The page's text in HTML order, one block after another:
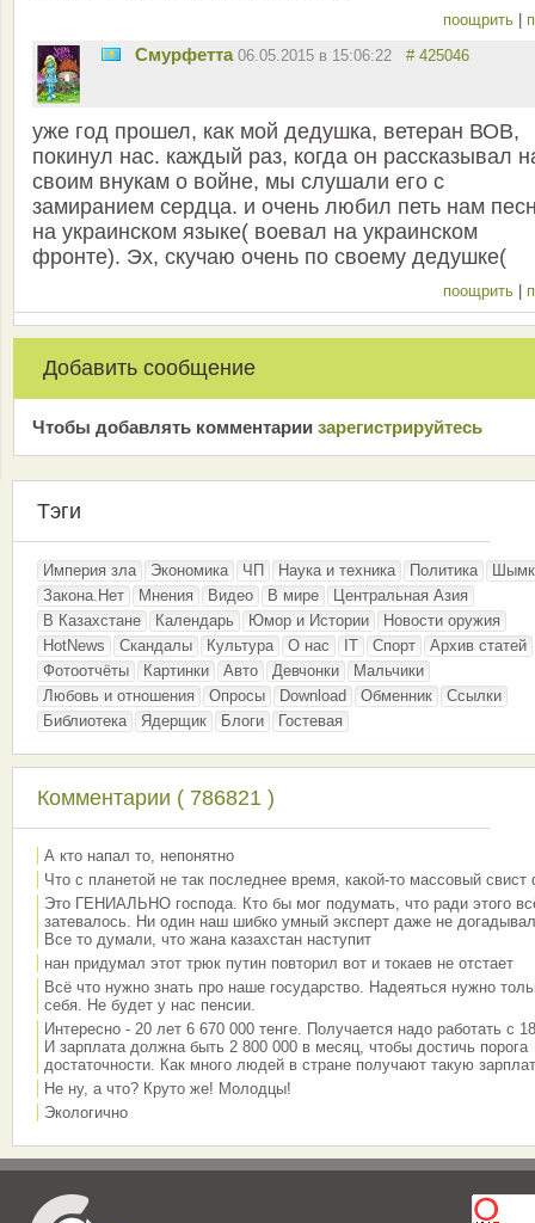
поощрить
Смурфетта 06.05.2015 в 15:06:22 # 425046
уже год прошел, как мой дедушка, ветеран ВОВ,
покинул нас. каждый раз, когда он рассказывал
своим внукам о войне, мы слушали его с
замиранием сердца. и очень любил петь нам
на украинском языке( воевал на украинском
фронте). Эх, скучаю очень по своему дедушке(
поощрить
Добавить сообщение
Чтобы добавлять комментарии зарeгиcтрирyйтeсь
Тэги
Империя зла Экономика ЧП Наука и техника Политика
Закона.Нет
Мнения Видео В мире
Центральная Азия
В Казахстане
Календарь Юмор и Истории
Новости оружия
HotNews
Скандалы Культура О нас IT Спорт
Архив статей
Фотоотчёты
Картинки Авто Девчонки
Мальчики
Любовь и отношения
Опросы Download Обменник
Ссылки
Библиотека
Ядерщик Блоги Гостевая
Комментарии ( 786821 )
А кто напал то, непонятно
Что с планетой не так последнее время, какой-то массовый свист
Это ГЕНИАЛЬНО господа. Кто бы мог подумать, что ради этого
затевалось. Ни один наш шибко умный эксперт даже не
Все то думали, что жана казахстан наступит
нан придумал этот трюк путин повторил вот и токаев не отстает
Всё что нужно знать про наше государство. Надеяться нужно
себя. Не будет у нас пенсии.
Интересно - 20 лет 6 670 000 тенге. Получается надо работать с
И зарплата должна быть 2 800 000 в месяц, чтобы достичь порога
достаточности. Как много людей в стране получают такую
Не ну, а что? Круто же! Молодцы!
Экологично